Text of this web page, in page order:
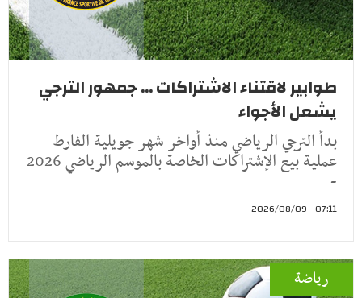
طوابير لاقتناء الاشتراكات ... جمهور الترجي
يشعل الأجواء
بدأ الترجي الرياضي منذ أواخر شهر جويلية الفارط
عملية بيع الإشتراكات الخاصة بالموسم الرياضي 2026
-
07:11 - 2026/08/09
رياضة